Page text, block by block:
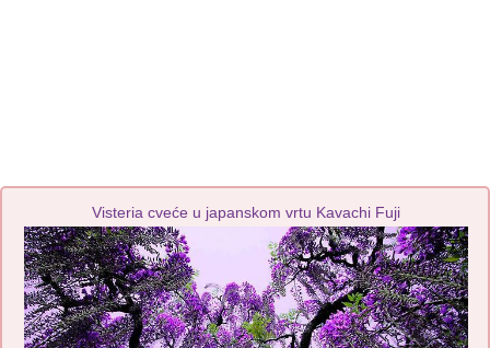
Visteria cveće u japanskom vrtu Kavachi Fuji